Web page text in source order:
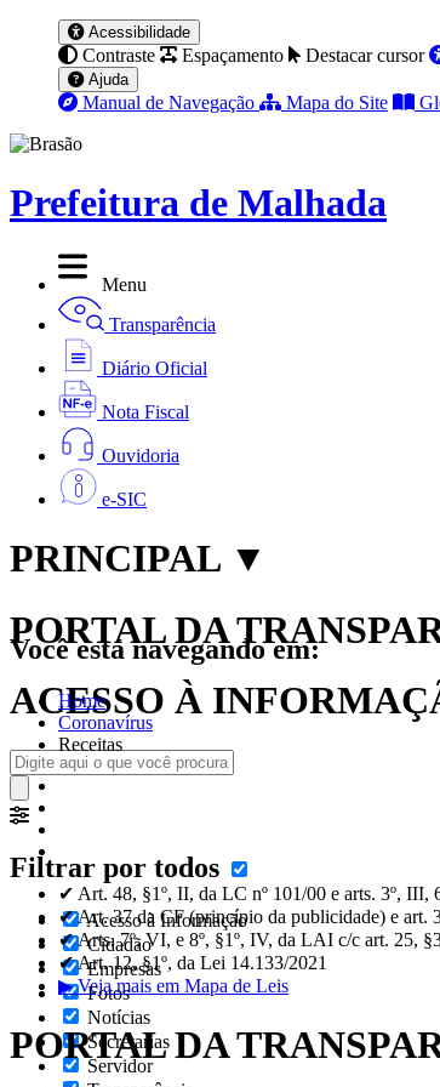
Acessibilidade
Contraste Espaçamento Destacar cursor
Ajuda
Manual de Navegação Mapa do Site
Prefeitura de Malhada
Menu
Transparência
Diário Oficial
Nota Fiscal
Ouvidoria
e-SIC
PRINCIPAL ▼
PORTAL DA
ACESSO À
Filtrar por todos
Acesso à Informação
Cidadão
Empresas
Fotos
Notícias
Secretarias
Servidor
Você está navegando em:
Home
Coronavírus
Receitas
✔ Art. 48, §1º, II, da LC nº 101/00 e arts. 3º, III,
✔ Art. 37 da CF (princípio da publicidade) e art.
✔ Arts. 7º, VI, e 8º, §1º, IV, da LAI c/c art. 25,
✔ Art. 12, §1º, da Lei 14.133/2021
▶ Veja mais em Mapa de Leis
PORTAL DA